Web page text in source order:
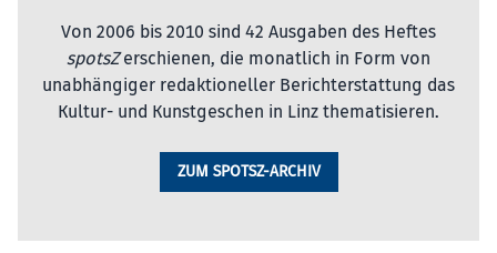
Von 2006 bis 2010 sind 42 Ausgaben des Heftes
spotsZerschienen, die monatlich in Form von
unabhängiger redaktioneller Berichterstattung das
Kultur- und Kunstgeschen in Linz thematisieren.
ZUM SPOTSZ-ARCHIV